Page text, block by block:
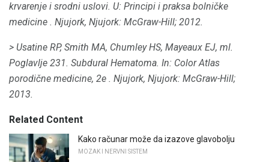
krvarenje i srodni uslovi. U: Principi i praksa bolničke
medicine . Njujork, Njujork: McGraw-Hill; 2012.
> Usatine RP, Smith MA, Chumley HS, Mayeaux EJ, ml.
Poglavlje 231. Subdural Hematoma. In: Color Atlas
porodične medicine, 2e . Njujork, Njujork: McGraw-Hill;
2013.
Related Content
Kako računar može da izazove glavobolju
MOZAK I NERVNI SISTEM